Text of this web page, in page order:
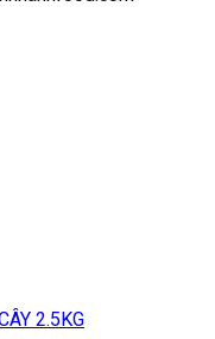
2.5KG